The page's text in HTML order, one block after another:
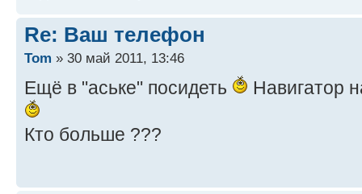
Re: Ваш телефон
Tom » 30 май 2011, 13:46
Ещё в "аське" посидеть Навигатор
Кто больше ???